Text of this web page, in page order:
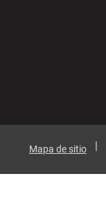
Mapa de sitio